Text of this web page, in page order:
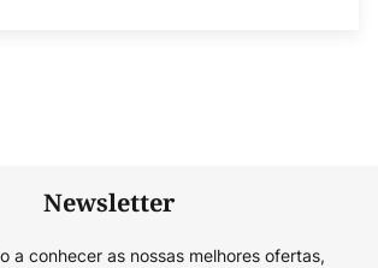
Newsletter
a conhecer as nossas melhores ofertas,